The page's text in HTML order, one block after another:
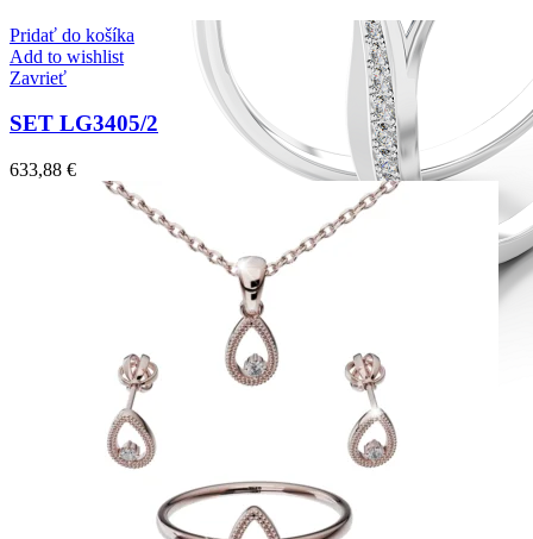
Pridať do košíka
Add to wishlist
Zavrieť
SET LG3405/2
633,88 €